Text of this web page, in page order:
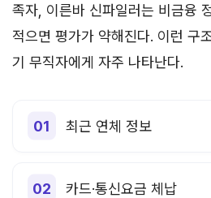
족자, 이른바 신파일러는 비금융
적으면 평가가 약해진다. 이런 구
기 무직자에게 자주 나타난다.
최근 연체 정보
카드·통신요금 체납